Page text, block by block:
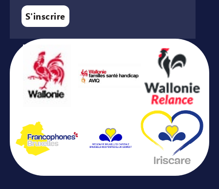
S'inscrire
Avec le soutien de ...